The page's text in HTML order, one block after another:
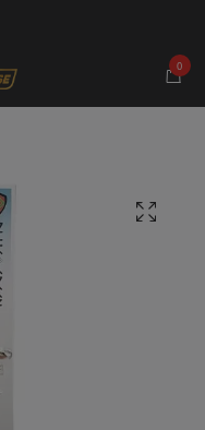
0